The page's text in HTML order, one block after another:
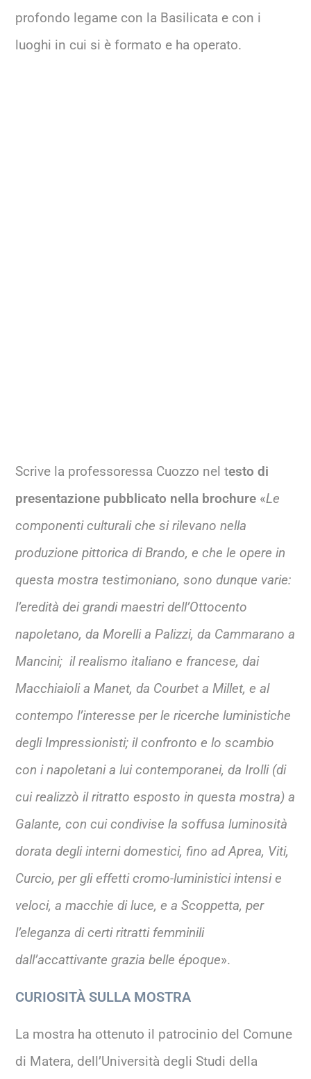
profondo legame con la Basilicata e con i
luoghi in cui si è formato e ha operato.
Scrive la professoressa Cuozzo nel testo di
presentazione pubblicato nella brochure «Le
componenti culturali che si rilevano nella
produzione pittorica di Brando, e che le opere in
questa mostra testimoniano, sono dunque varie:
l’eredità dei grandi maestri dell’Ottocento
napoletano, da Morelli a Palizzi, da Cammarano a
Mancini; il realismo italiano e francese, dai
Macchiaioli a Manet, da Courbet a Millet, e al
contempo l’interesse per le ricerche luministiche
degli Impressionisti; il confronto e lo scambio
con i napoletani a lui contemporanei, da Irolli (di
cui realizzò il ritratto esposto in questa mostra) a
Galante, con cui condivise la soffusa luminosità
dorata degli interni domestici, fino ad Aprea, Viti,
Curcio, per gli effetti cromo-luministici intensi e
veloci, a macchie di luce, e a Scoppetta, per
l’eleganza di certi ritratti femminili
dall’accattivante grazia belle époque».
CURIOSITÀ SULLA MOSTRA
La mostra ha ottenuto il patrocinio del Comune
di Matera, dell’Università degli Studi della